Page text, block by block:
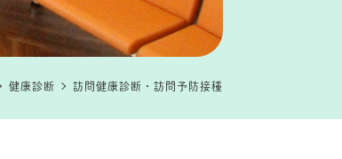
健康診断 訪問健康診断・訪問予防接種